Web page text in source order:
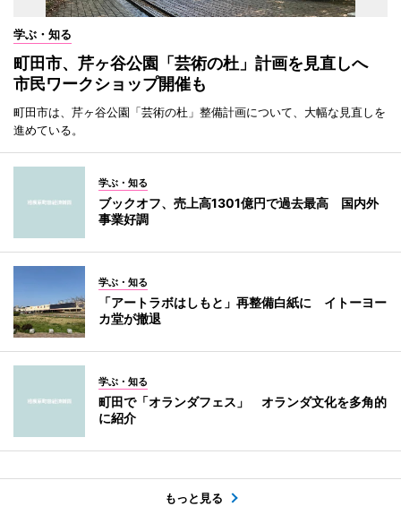
学ぶ・知る
町田市、芹ヶ谷公園「芸術の杜」計画を見直しへ
市民ワークショップ開催も
町田市は、芹ヶ谷公園「芸術の杜」整備計画について、大幅な見直しを
進めている。
学ぶ・知る
ブックオフ、売上高1301億円で過去最高 国内外
事業好調
学ぶ・知る
「アートラボはしもと」再整備白紙に イトーヨー
カ堂が撤退
学ぶ・知る
町田で「オランダフェス」 オランダ文化を多角的
に紹介
もっと見る